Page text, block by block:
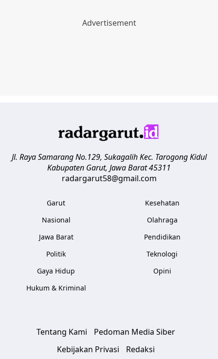
Jl. Raya Samarang No.129, Sukagalih Kec. Tarogong Kidul
Kabupaten Garut, Jawa Barat45311
radargarut58@gmail.com
Garut
Nasional
Jawa Barat
Politik
Gaya Hidup
Hukum & Kriminal
Kesehatan
Olahraga
Pendidikan
Teknologi
Opini
Tentang Kami
Pedoman Media Siber
Kebijakan Privasi
Redaksi